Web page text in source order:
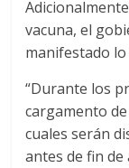
v
vacuna, el
manifestado
“Durante los
cargamento
cuales serán
antes de fin de